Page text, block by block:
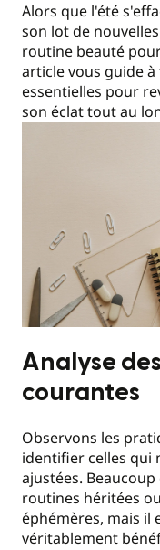
Alors que l'été
son lot de
routine beauté
article vous guide
essentielles pour
son éclat tout au
Analyse
courantes
Observons les
identifier celles qui
ajustées.
routines héritées
éphémères, mais il
véritablement